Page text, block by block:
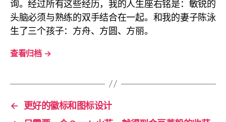
询。经过所有这些经历，我的人生座右铭是：敏锐的
头脑必须与熟练的双手结合在一起。和我的妻子陈泳
生了三个孩子：方舟、方圆、方丽。
查看归档 →
←
更好的徽标和图标设计